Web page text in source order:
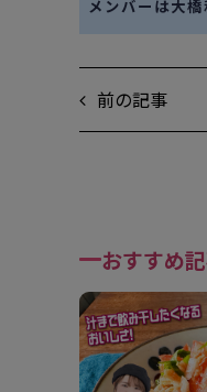
メンバーは大
前の記事
おすすめ